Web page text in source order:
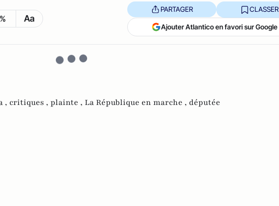
Aa
PARTAGER CLASSER
Ajouter Atlantico en favori sur Google
, critiques , plainte , La République en marche , députée